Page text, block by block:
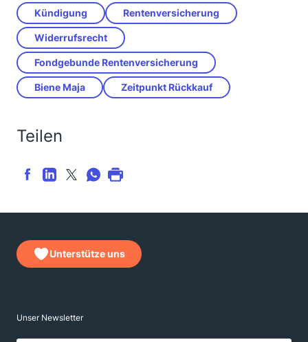
Kündigung Rentenversicherung
Widerrufsrecht
Fondgebunde Rentenversicherung
Biene Maja Zeitpunkt Rückkauf
Teilen
Unterstütze uns